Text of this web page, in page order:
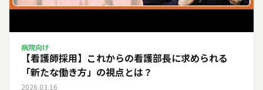
病院向け
【看護師採用】これからの看護部長に求められる
「新たな働き方」の視点とは？
2026.03.16